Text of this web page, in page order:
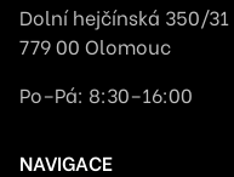
Dolní hejčínská 350/31
779 00 Olomouc
Po–Pá: 8:30–16:00
NAVIGACE